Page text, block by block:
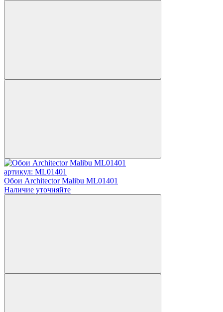
артикул: ML01401
Обои Architector Malibu ML01401
Наличие уточняйте